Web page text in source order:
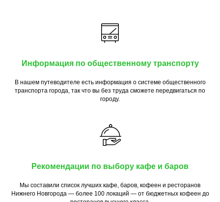
Информация по общественному транспорту
В нашем путеводителе есть информация о системе общественного
транспорта города, так что вы без труда сможете передвигаться по
городу.
Рекомендации по выбору кафе и баров
Мы составили список лучших кафе, баров, кофеен и ресторанов
Нижнего Новгорода — более 100 локаций — от бюджетных кофеен до